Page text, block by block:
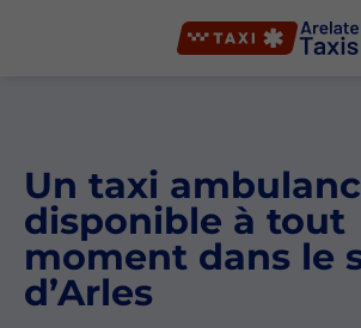
Un taxi
disponible à tout
moment dans le
d’Arles